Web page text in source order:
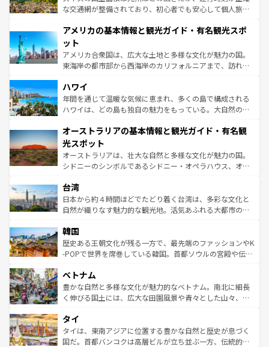
戦など、本場だからこそできる体験も豊富。イギリスを旅
ンツ一覧を参照してほしい。
な交通網が整備されており、初心者でも安心して個人旅行
の建物がそのまま残る町や、スイスならではのユニークな
博物館もあり、アルプス観光だけでなく町歩きも満喫する
ことができる。国民の所得が高いため物価も高いが、旅行
者向けの交通パス提供のサービスもあり、うまく活用すれ
着のスイス情報は
アメリカの基本情報と観光ガイド・有名観光スポ
ット
アメリカ合衆国は、広大な土地と多様な文化が魅力の国。
東海岸の都市部から西海岸のカリフォルニアまで、訪れる
のような巨大都市は、観光、ショッピング、エンターテイ
ンメントが詰まった刺激的なスポットだ。一方、アメリカ
西部には大自然が広がり、グランドキャニオンやイエロー
部のニューオーリンズでは、音楽と美食が融合した独特の
文化が魅力。旅行者はアメリカの各地域で異なる魅力を楽
しみながら、その多様性と豊かな歴史を感じることができ
るだろう。車でのロードトリップや列車の旅も、アメリカ
情報は
ハワイ
年間を通じて温暖な気候に恵まれ、多くの島で構成される
ハワイは、どの島も独自の魅力をもっている。大自然の神
ワイ島は見逃せない。また、定番の観光地といえばオアフ
島だが、静かな自然を求めるならマウイ島やカウアイ島が
おすすめ。エメラルドグリーンに輝く海をはじめ、豊かな
文化や歴史が息づいている。「アロハスピリット」と呼ば
人々、おいしいローカルフードやハワイアンミュージッ
ク、伝統的なフラダンスなど、すべてがハワイの魅力を彩
っている。訪れるたびに新しい発見と感動が待っているハ
はコンテンツ一覧
オーストラリアの基本情報と観光ガイド・有名観
光スポット
オーストラリアは、壮大な自然と多様な文化が魅力の国。
シドニーのシンボルであるシドニー・オペラハウス、オー
リアリーフや大陸中央部にそびえるウルル（エアーズロッ
ク）、タスマニアの美しい原生林やケアンズの熱帯雨林な
ど、見どころがたくさん。また、カフェやワイン、オージ
いる。アクティビティも充実しており、サーフィンやダイ
ビング、ハイキングなど、アウトドア好きにはたまらな
い。オーストラリアの多彩な魅力を存分に味わいつくそ
参照してほしい。
台湾
日本から約４時間ほどでたどり着く台湾は、多彩な文化と
自然が織りなす魅力的な観光地。活気あふれる大都市の台
ン）、静ひつな山岳地帯である台湾東部など、都市の喧騒
と山間の静けさが共存しており、訪れる人に新しい発見と
驚きをもたらしてくれる。また、奥深い台湾の食文化も魅
容にもいいと評判のスイーツなど、バラエティ豊かな料理
が味わえる。 なお、新着の台湾情報は コンテンツ一覧を参
照してほしい。
韓国
歴史ある王朝文化が残る一方で、最先端のファッションやK
-POPで世界を席巻している韓国。首都ソウルの宮殿や伝統
き、地方に足を延ばせば四季折々の自然美を楽しむことが
できる。そして、キムチや焼肉、絶品のストリートフード
まで、さまざまな韓国料理が待っている。夜には、韓国な
リティに包まれながら、韓国の多彩な魅力を心ゆくまで味
わってみてほしい。 なお、新着の韓国情報はコンテンツ一
覧を参照してほしい。
ベトナム
豊かな自然と多様な文化が魅力的なベトナム。南北に細長
く伸びる国土には、広大な田園風景や青々とした山々、世
急速な発展と共に伝統が息づく。ハノイの古い町並みやホ
ーチミン市のフランス統治時代の建物も、独特の雰囲気を
醸し出している。また、バラエティの豊かさとおいしさで
タイ
タイは、東南アジアに位置する豊かな自然と歴史が息づく
国だ。首都バンコクは高層ビルが立ち並ぶ一方、伝統的な